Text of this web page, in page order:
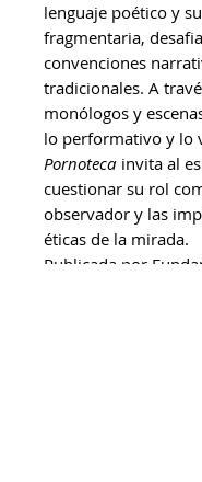
lenguaje poético y
fragmentaria,
convenciones
tradicionales. A
monólogos y
lo performativo y lo
Pornoteca invita al
cuestionar su rol
observador y las
éticas de la mirada.​
Publicada por